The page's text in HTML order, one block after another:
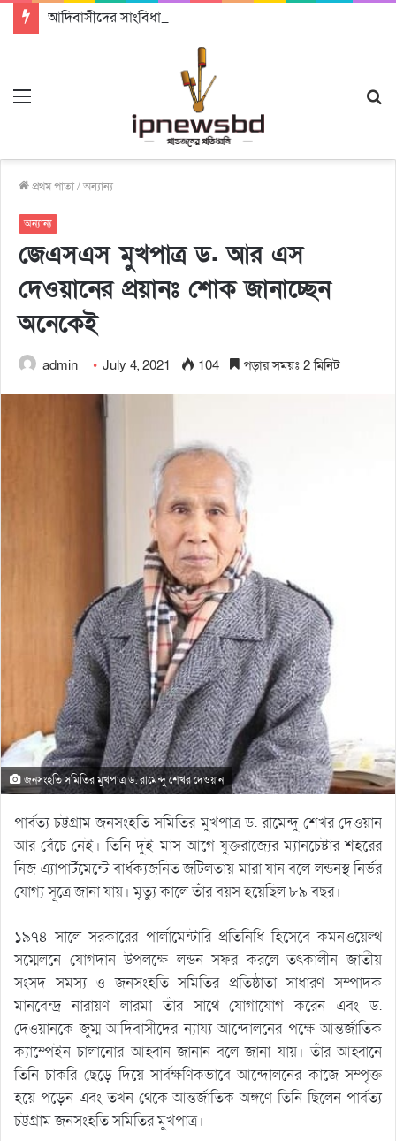
প্রথম পাতা/অন্যান্য
অন্যান্য
জেএসএস মুখপাত্র ড. আর এস
দেওয়ানের প্রয়ানঃ শোক জানাচ্ছেন
অনেকেই
admin July 4, 2021 104 পড়ার সময়ঃ 2 মিনিট
জনসংহতি সমিতির মুখপাত্র ড. রামেন্দু শেখর দেওয়ান
পার্বত্য চট্টগ্রাম জনসংহতি সমিতির মুখপাত্র ড. রামেন্দু শেখর দেওয়ান
আর বেঁচে নেই। তিনি দুই মাস আগে যুক্তরাজ্যের ম্যানচেষ্টার শহরের
নিজ এ্যাপার্টমেন্টে বার্ধক্যজনিত জটিলতায় মারা যান বলে লন্ডনস্থ নির্ভর
যোগ্য সূত্রে জানা যায়। মৃত্যু কালে তাঁর বয়স হয়েছিল ৮৯ বছর।
১৯৭৪ সালে সরকারের পার্লামেন্টারি প্রতিনিধি হিসেবে কমনওয়েল্থ
সম্মেলনে যোগদান উপলক্ষে লন্ডন সফর করলে তৎকালীন জাতীয়
সংসদ সমস্য ও জনসংহতি সমিতির প্রতিষ্ঠাতা সাধারণ সম্পাদক
মানবেন্দ্র নারায়ণ লারমা তাঁর সাথে যোগাযোগ করেন এবং ড.
দেওয়ানকে জুম্ম আদিবাসীদের ন্যায্য আন্দোলনের পক্ষে আন্তর্জাতিক
ক্যাম্পেইন চালানোর আহ্বান জানান বলে জানা যায়। তাঁর আহ্বানে
তিনি চাকরি ছেড়ে দিয়ে সার্বক্ষণিকভাবে আন্দোলনের কাজে সম্পৃক্ত
হয়ে পড়েন এবং তখন থেকে আন্তর্জাতিক অঙ্গণে তিনি ছিলেন পার্বত্য
চট্টগ্রাম জনসংহতি সমিতির মুখপাত্র।